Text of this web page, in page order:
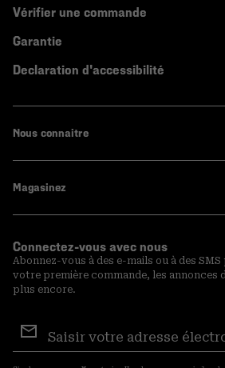
Vérifier une commande
Garantie
Declaration d'accessibilité
Nous connaitre
Magasinez
Connectez-vous avec nous
Abonnez-vous à des e-mails ou à des SMS
votre première commande, les annonces
plus encore.
aux
courriels